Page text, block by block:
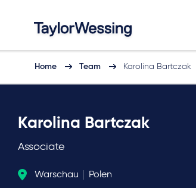
Home Team Karolina Bartczak
Karolina Bartczak
Associate
Warschau Polen